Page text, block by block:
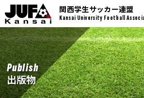
関西学生サッカー連盟
Kansai University Football
Publish
出版物